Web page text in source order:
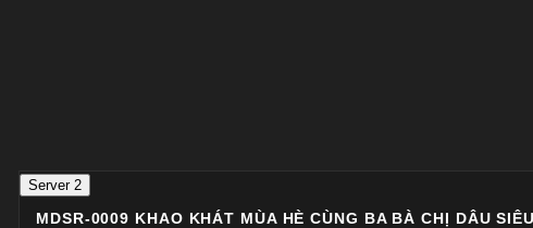
Server 2
MDSR-0009 KHAO KHÁT MÙA HÈ CÙNG BA BÀ CHỊ DÂU